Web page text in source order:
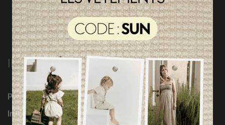
INFORMATIONS
Programme Loyauté
Influenceuses